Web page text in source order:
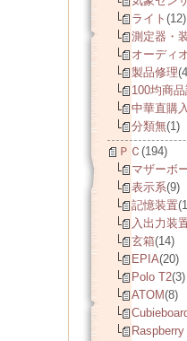
ライト (12)
測定器・
オーディ
製品修理
100均商
中華直購
分類無(1)
ＰＣ (194)
マザーボ
表示系(9)
記憶装置
入出力装
玄箱(14)
EPIA(20)
Polo T2(3)
ATOM(8)
Raspberry